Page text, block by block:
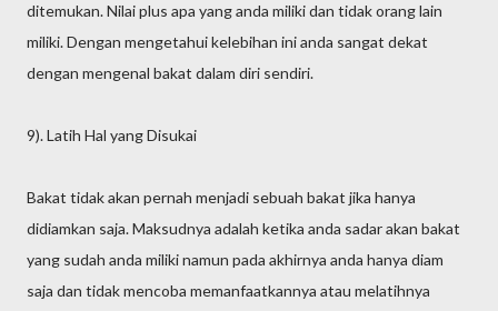
ditemukan. Nilai plus apa yang anda miliki dan tidak orang lain
miliki. Dengan mengetahui kelebihan ini anda sangat dekat
dengan mengenal bakat dalam diri sendiri.
9). Latih Hal yang Disukai
Bakat tidak akan pernah menjadi sebuah bakat jika hanya
didiamkan saja. Maksudnya adalah ketika anda sadar akan bakat
yang sudah anda miliki namun pada akhirnya anda hanya diam
saja dan tidak mencoba memanfaatkannya atau melatihnya